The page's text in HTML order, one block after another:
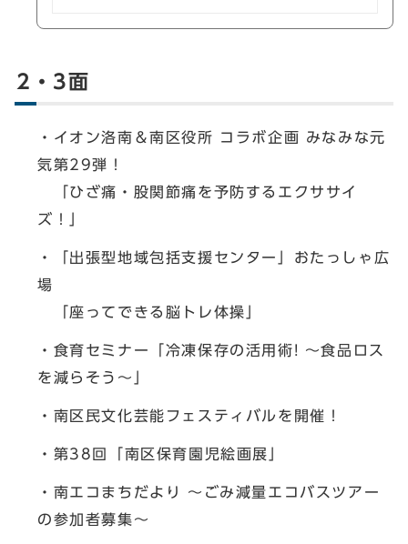
2・3面
・イオン洛南＆南区役所 コラボ企画 みなみな元
気第29弾！
「ひざ痛・股関節痛を予防するエクササイ
ズ！」
・「出張型地域包括支援センター」おたっしゃ広
場
「座ってできる脳トレ体操」
・食育セミナー「冷凍保存の活用術! 〜食品ロス
を減らそう〜」
・南区民文化芸能フェスティバルを開催！
・第38回「南区保育園児絵画展」
・南エコまちだより 〜ごみ減量エコバスツアー
の参加者募集〜